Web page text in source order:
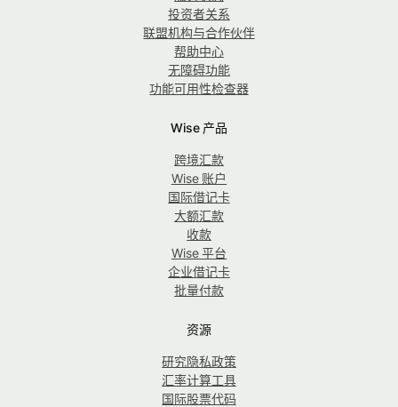
投资者关系
联盟机构与合作伙伴
帮助中心
无障碍功能
功能可用性检查器
Wise 产品
跨境汇款
Wise 账户
国际借记卡
大额汇款
收款
Wise 平台
企业借记卡
批量付款
资源
研究隐私政策
汇率计算工具
国际股票代码